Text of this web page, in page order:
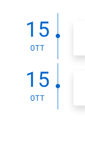
15
OTT
15
OTT